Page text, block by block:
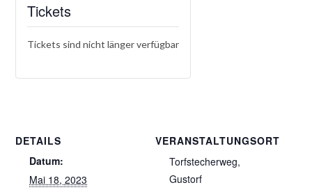
DETAILS
Datum:
Mai 18, 2023
VERANSTALTUNGSORT
Torfstecherweg,
Gustorf
Tickets
Tickets sind nicht länger verfügbar